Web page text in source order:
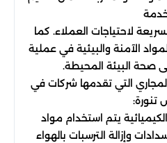
لاحتياجات العملاء. كما
الآمنة والبيئية في عملية
صحة البيئة المحيطة.
التي تقدمها شركات في
تنورة:
يتم استخدام مواد
وإزالة الترسبات بالهواء